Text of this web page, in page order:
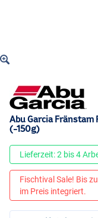
Abu Garcia
(-150g)
Lieferzeit: 2 bis 4
Fischtival Sale! Bis
im Preis integriert.